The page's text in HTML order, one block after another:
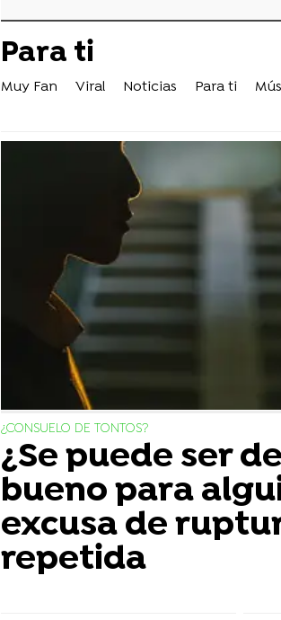
Para ti
Muy Fan Viral Noticias Para ti
¿CONSUELO DE TONTOS?
¿Se puede ser
bueno para
excusa de
repetida